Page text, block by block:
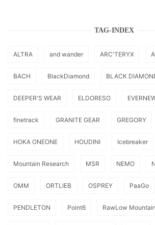
TAG-INDEX
ALTRA and wander ARC'TERYX
BACH BlackDiamond BLACK
DEEPER'S WEAR ELDORESO
finetrack GRANITE GEAR GREGORY
HOKA ONEONE HOUDINI Icebreaker
Mountain Research MSR NEMO
OMM ORTLIEB OSPREY PaaGo
PENDLETON Point6 RawLow